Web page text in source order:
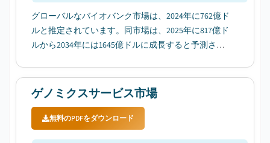
グローバルなバイオバンク市場は、2024年に762億ド
ルと推定されています。同市場は、2025年に817億ド
ルから2034年には1645億ドルに成長すると予測され
表したレポートによるとのことです。...
ゲノミクスサービス市場
無料のPDFをダウンロード